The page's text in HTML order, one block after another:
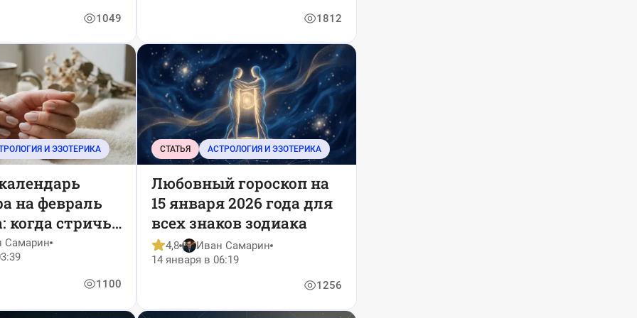
1049
1812
И ЭЗОТЕРИКА
на февраль
когда стричь,
ухаживать за
знакам
Самарин
1100
СТАТЬЯ АСТРОЛОГИЯ И ЭЗОТЕРИКА
Любовный гороскоп на
15 января 2026 года для
всех знаков зодиака
4,8
Иван Самарин
14 января в 06:19
1256